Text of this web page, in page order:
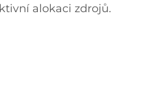
alokaci zdrojů.